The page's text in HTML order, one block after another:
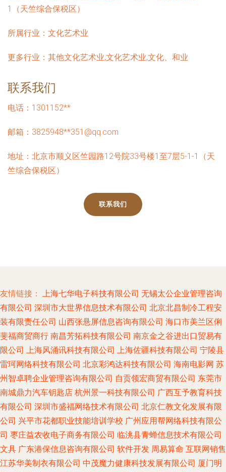
1（天竺综合保税区）
所属行业： 文化艺术业
更多行业： 其他文化艺术业,文化艺术业,文化、和业
联系我们
电话：1301152**
邮箱：3825948**351@qq.com
地址：北京市顺义区竺园路12号院33号楼1至7层5-1-1（天
竺综合保税区）
联系我们
友情链接： 上海七华电子科技有限公司 无锡太公企业管理咨询
有限公司 深圳市大世界信息技术有限公司 北京北昌制冷工程安
装有限责任公司 山西张悬屏信息咨询有限公司 海口市美兰区俐
斐福商贸商行 南昌芳拓科技有限公司 南京金之谷进出口贸易有
限公司 上海风涌讯科技有限公司 上海佐疆科技有限公司 宁陵县
雷珂网络科技有限公司 北京彩鸿达科技有限公司 海南电影网 苏
州智卓聘企业管理咨询有限公司 自贡领宏商贸有限公司 东莞市
南城鼎力汽车钥匙店 杭州景一科技有限公司 广西互予教育科技
有限公司 深圳市盛福网络技术有限公司 北京仁教文化发展有限
公司 兴平市花都职业技能培训学校 广州应用帮网络科技有限公
司 枣庄益农收电子商务有限公司 临洮县青蝉信息技术有限公司
文具 广东港保信息咨询有限公司 软件开发 周易算命 互联网销售
江苏华美制衣有限公司 中茂魔力健康科技发展有限公司 厦门明